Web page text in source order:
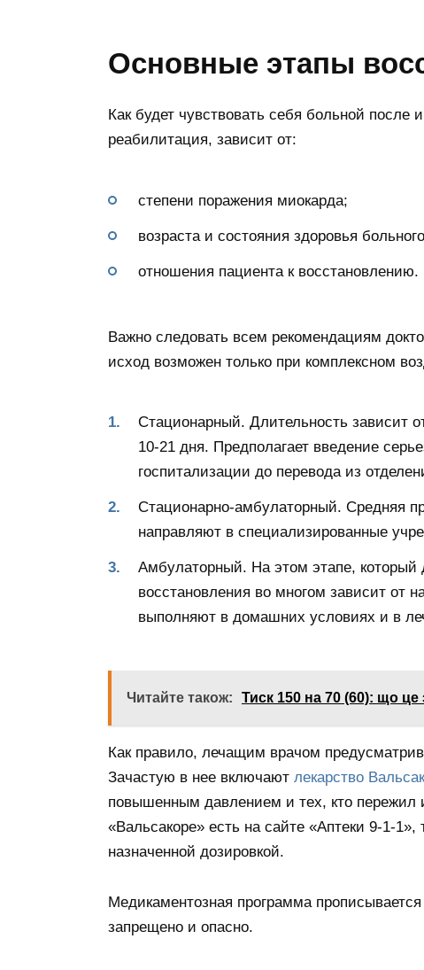
Основные этапы
Как будет чувствовать себя больной после
реабилитация, зависит от:
степени поражения миокарда;
возраста и состояния здоровья
отношения пациента к восстановлению.
Важно следовать всем рекомендациям
исход возможен только при комплексном
Стационарный. Длительность зависит
10-21 дня. Предполагает введение
госпитализации до перевода из
Стационарно-амбулаторный. Средняя
направляют в специализированные
Амбулаторный. На этом этапе, который
восстановления во многом зависит от
выполняют в домашних условиях и в
Читайте також: Тиск 150 на 70 (60): що
Как правило, лечащим врачом
Зачастую в нее включают лекарство
повышенным давлением и тех, кто
«Вальсакоре» есть на сайте «Аптеки 9-1-
назначенной дозировкой.
Медикаментозная программа
запрещено и опасно.